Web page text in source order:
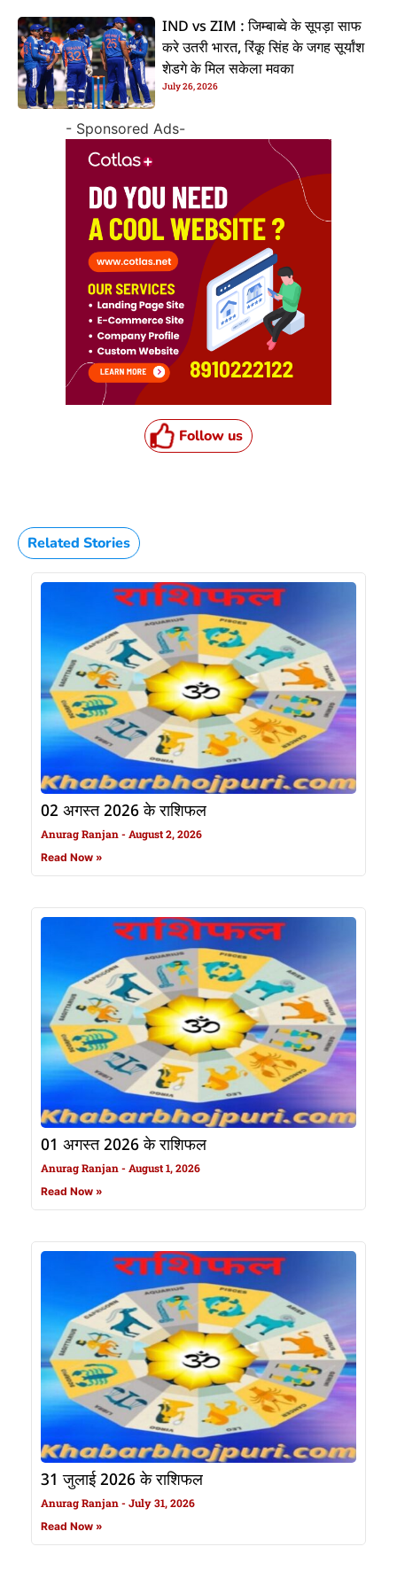
IND vs ZIM : जिम्बाब्वे के सूपड़ा साफ
करे उतरी भारत, रिंकू सिंह के जगह सूर्यांश
शेडगे के मिल सकेला मवका
July 26, 2026
- Sponsored Ads-
Follow us
Related Stories
02 अगस्त 2026 के राशिफल
Anurag Ranjan August 2, 2026
Read Now »
01 अगस्त 2026 के राशिफल
Anurag Ranjan August 1, 2026
Read Now »
31 जुलाई 2026 के राशिफल
Anurag Ranjan July 31, 2026
Read Now »